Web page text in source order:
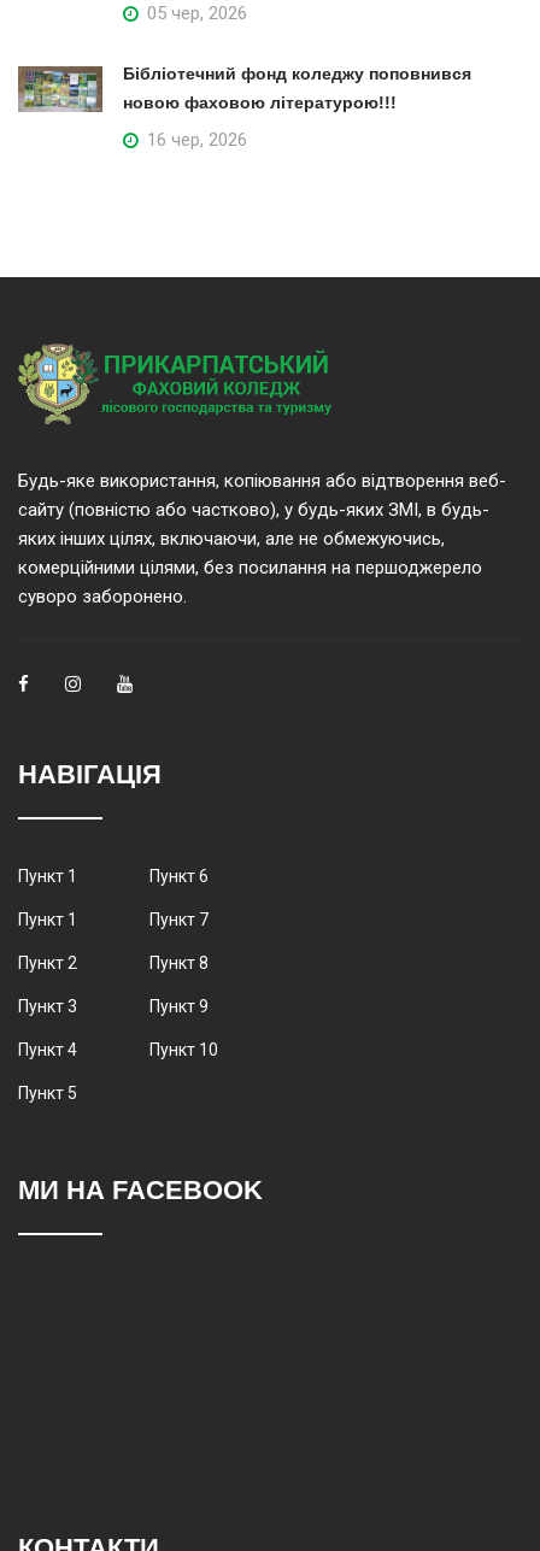
05 чер, 2026
Бібліотечний фонд коледжу поповнився
новою фаховою літературою!!!
16 чер, 2026
Будь-яке використання, копіювання або відтворення веб-
сайту (повністю або частково), у будь-яких ЗМІ, в будь-
яких інших цілях, включаючи, але не обмежуючись,
комерційними цілями, без посилання на першоджерело
суворо заборонено.
НАВІГАЦІЯ
Пункт 1
Пункт 1
Пункт 2
Пункт 3
Пункт 4
Пункт 5
Пункт 6
Пункт 7
Пункт 8
Пункт 9
Пункт 10
МИ НА FACEBOOK